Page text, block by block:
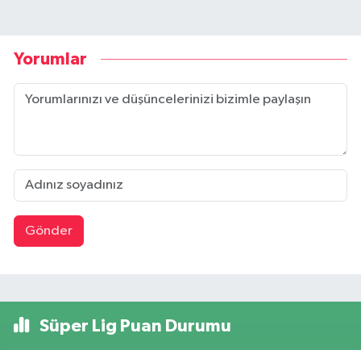
Yorumlar
Gönder
Süper Lig Puan Durumu